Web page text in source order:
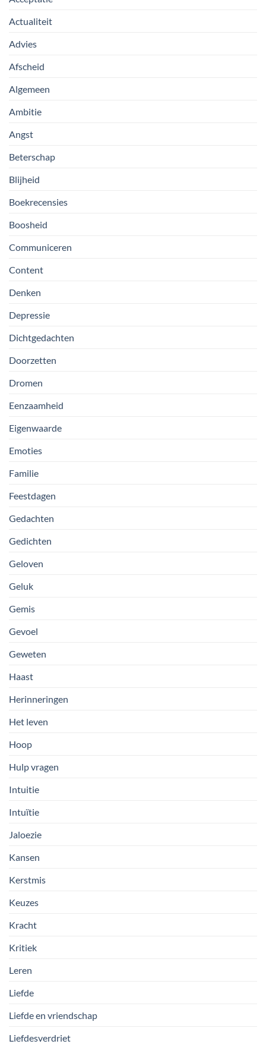
Actualiteit
Advies
Afscheid
Algemeen
Ambitie
Angst
Beterschap
Blijheid
Boekrecensies
Boosheid
Communiceren
Content
Denken
Depressie
Dichtgedachten
Doorzetten
Dromen
Eenzaamheid
Eigenwaarde
Emoties
Familie
Feestdagen
Gedachten
Gedichten
Geloven
Geluk
Gemis
Gevoel
Geweten
Haast
Herinneringen
Het leven
Hoop
Hulp vragen
Intuitie
Intuïtie
Jaloezie
Kansen
Kerstmis
Keuzes
Kracht
Kritiek
Leren
Liefde
Liefde en vriendschap
Liefdesverdriet